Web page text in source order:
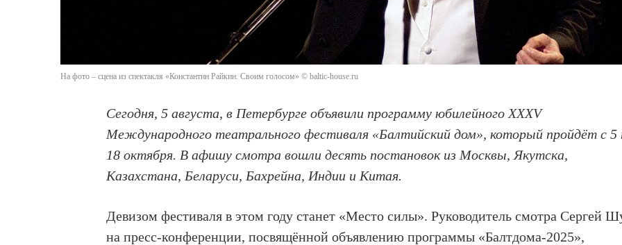
На фото – сцена из спектакля «Константин Райкин. Своим голосом» © baltic-house.ru
Сегодня, 5 августа, в Петербурге объявили программуюбилейного XXXV
Международного театрального фестиваля «Балтийский дом», который пройдёт с 5
18 октября. В афишу смотра вошли десять постановок из Москвы, Якутска,
Казахстана, Беларуси, Бахрейна, Индии и Китая.
Девизом фестиваля в этом году станет «Место силы». Руководитель смотра Сергей
на пресс-конференции, посвящённой объявлению программы «Балтдома-2025»,